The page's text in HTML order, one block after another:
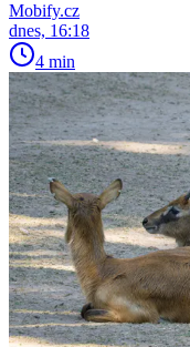
Mobify.cz
dnes, 16:18
4 min